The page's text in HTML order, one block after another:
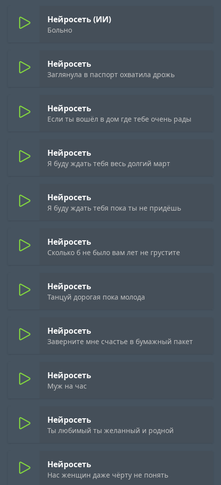
Нейросеть (ИИ)
Больно
Нейросеть
Заглянула в паспорт охватила дрожь
Нейросеть
Если ты вошёл в дом где тебе очень рады
Нейросеть
Я буду ждать тебя весь долгий март
Нейросеть
Я буду ждать тебя пока ты не придёшь
Нейросеть
Сколько б не было вам лет не грустите
Нейросеть
Танцуй дорогая пока молода
Нейросеть
Заверните мне счастье в бумажный пакет
Нейросеть
Муж на час
Нейросеть
Ты любимый ты желанный и родной
Нейросеть
Нас женщин даже чёрту не понять